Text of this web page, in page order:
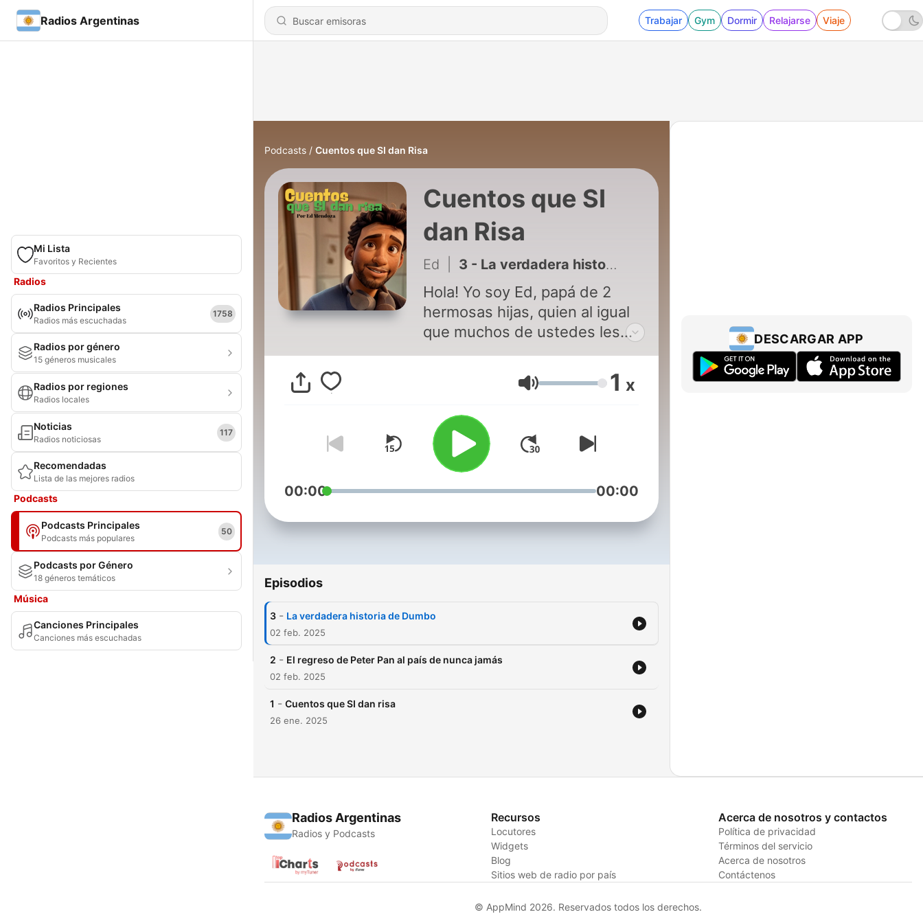
Radios Argentinas Trabajar Gym Dormir Relajarse Viaje
Mi Lista
Favoritos y Recientes
Radios
Radios Principales
Radios más escuchadas
1758
Radios por género
15 géneros musicales
Radios por regiones
Radios locales
Noticias
Radios noticiosas
117
Recomendadas
Lista de las mejores radios
Podcasts
Podcasts Principales
Podcasts más populares
50
Podcasts por Género
18 géneros temáticos
Música
Canciones Principales
Canciones más escuchadas
Podcasts Cuentos que SI dan Risa
Cuentos que SI
dan Risa
Ed 3 - La verdadera historia de Dumbo
Hola! Yo soy Ed, papá de 2
hermosas hijas, quien al igual
que muchos de ustedes les
cuento cuentos a mis niñas. En
mi caso, me gusta convertir los
cuentos tradicionales en
absurdos y divertidos. Espero
disfrutes cada cuento de ésta
primer temporada de 5
cuentos. Mi fuente de
inspiración es Robin Williams y
por escucharme...
Volumen 1 x
00:00 00:00
Episodios
3 - La verdadera historia de Dumbo
02 feb. 2025
2 - El regreso de Peter Pan al país de nunca jamás
02 feb. 2025
1 - Cuentos que SI dan risa
26 ene. 2025
DESCARGAR APP
Radios Argentinas
Radios y Podcasts
Recursos
Locutores
Widgets
Blog
Sitios web de radio por país
Acerca de nosotros y contactos
Política de privacidad
Términos del servicio
Acerca de nosotros
Contáctenos
© AppMind 2026. Reservados todos los derechos.